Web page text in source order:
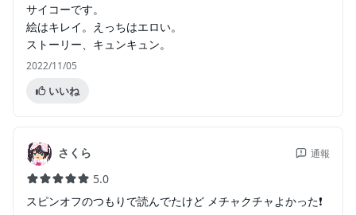
サイコーです。
絵はキレイ。えっちはエロい。
ストーリー、キュンキュン。
2022/11/05
いいね
さくら 通報
5.0
スピンオフのつもりで読んでたけど メチャクチャよかった❗